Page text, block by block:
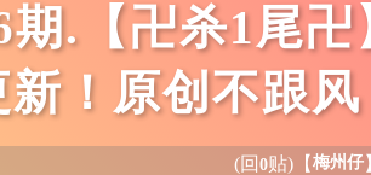
期.【卍杀1尾
新！原创不跟
(回0贴) 【梅州仔